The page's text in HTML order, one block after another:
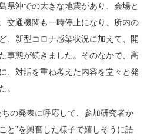
県沖での大きな地震があり、会場と
交通機関も一時停止になり、所内の
、新型コロナ感染状況に加えて、開
事態が続きました。そのなかで、高
、対話を重ね考えた内容を堂々と発
。
の発表に呼応して、参加研究者か
と”を興奮した様子で嬉しそうに語